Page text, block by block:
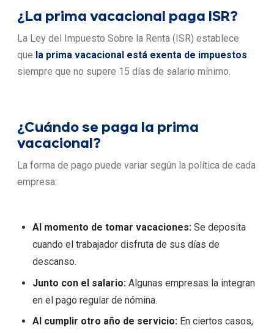
¿La prima vacacional paga ISR?
La Ley del Impuesto Sobre la Renta (ISR) establece
que la prima vacacional está exenta de impuestos
siempre que no supere 15 días de salario mínimo.
¿Cuándo se paga la prima
vacacional?
La forma de pago puede variar según la política de cada
empresa:
Al momento de tomar vacaciones: Se deposita
cuando el trabajador disfruta de sus días de
descanso.
Junto con el salario:Algunas empresas la integran
en el pago regular de nómina.
Al cumplir otro año de servicio: En ciertos casos,